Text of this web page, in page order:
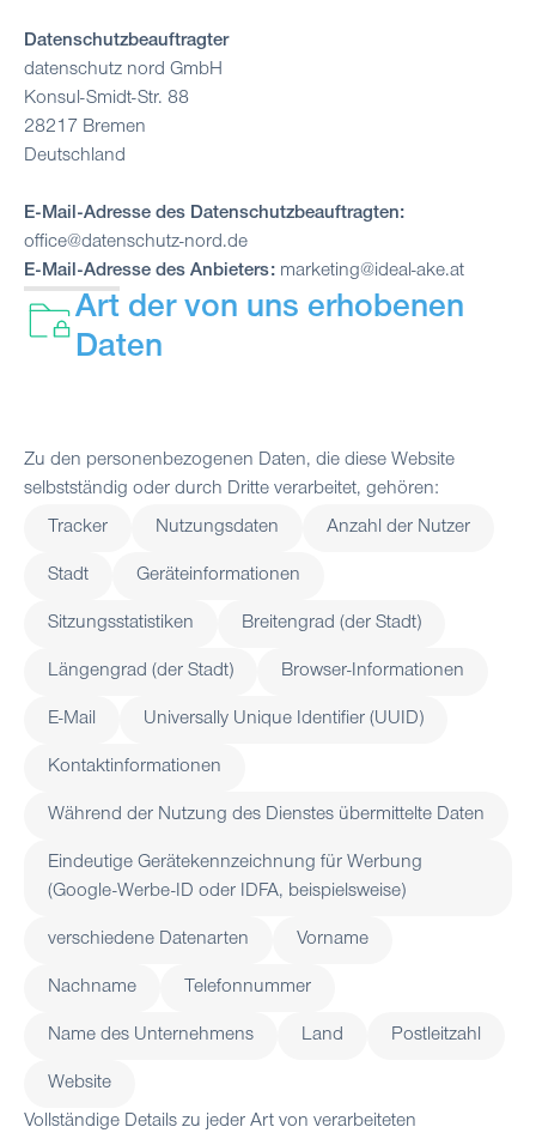
Datenschutzbeauftragter
datenschutz nord GmbH
Konsul-Smidt-Str. 88
28217 Bremen
Deutschland
E-Mail-Adresse des Datenschutzbeauftragten:
office@datenschutz-nord.de
E-Mail-Adresse des Anbieters: marketing@ideal-ake.at
Art der von uns erhobenen
Daten
Zu den personenbezogenen Daten, die diese Website
selbstständig oder durch Dritte verarbeitet, gehören:
Tracker
Nutzungsdaten Anzahl der Nutzer
Stadt Geräteinformationen
Sitzungsstatistiken Breitengrad (der Stadt)
Längengrad (der Stadt) Browser-Informationen
E-Mail Universally Unique Identifier (UUID)
Kontaktinformationen
Während der Nutzung des Dienstes übermittelte Daten
Eindeutige Gerätekennzeichnung für Werbung
(Google-Werbe-ID oder IDFA, beispielsweise)
verschiedene Datenarten Vorname
Nachname Telefonnummer
Name des Unternehmens Land Postleitzahl
Website
Vollständige Details zu jeder Art von verarbeiteten